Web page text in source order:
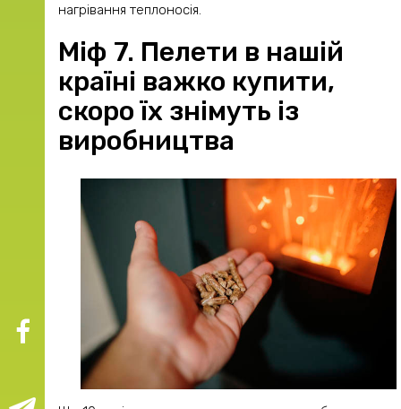
нагрівання теплоносія.
Міф 7. Пелети в нашій
країні важко купити,
скоро їх знімуть із
виробництва